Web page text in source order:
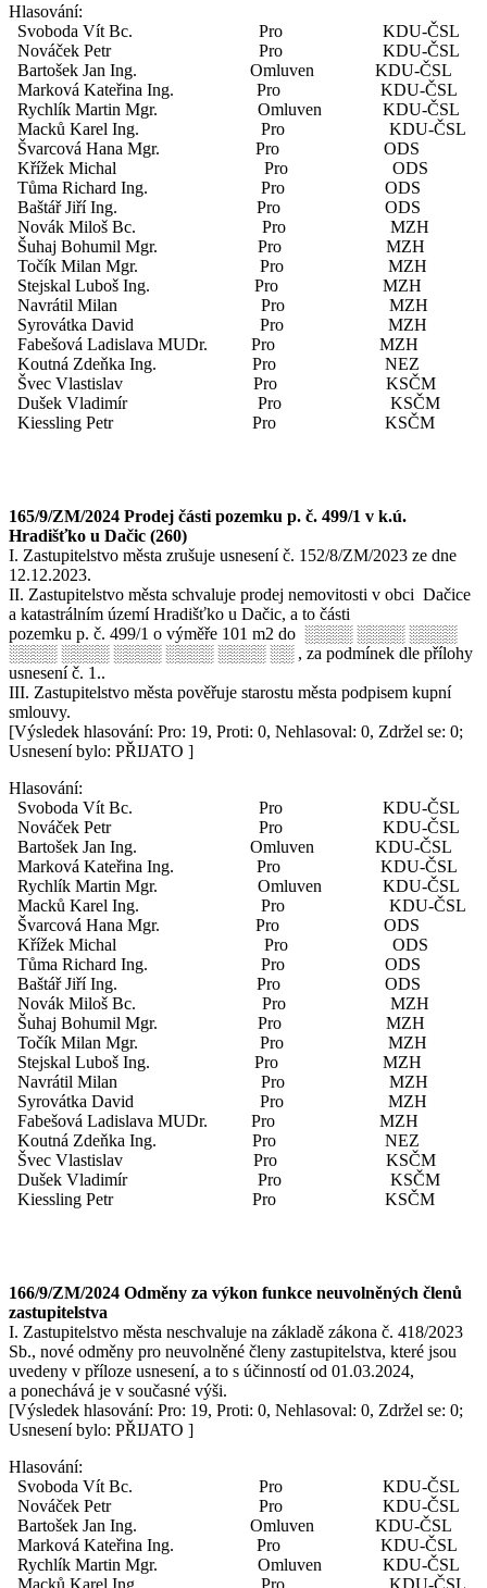
Hlasování:
Svoboda Vít Bc. Pro KDU-ČSL
Nováček Petr Pro KDU-ČSL
Bartošek Jan Ing. Omluven KDU-ČSL
Marková Kateřina Ing. Pro KDU-ČSL
Rychlík Martin Mgr. Omluven KDU-ČSL
Macků Karel Ing. Pro KDU-ČSL
Švarcová Hana Mgr. Pro ODS
Křížek Michal Pro ODS
Tůma Richard Ing. Pro ODS
Baštář Jiří Ing. Pro ODS
Novák Miloš Bc. Pro MZH
Šuhaj Bohumil Mgr. Pro MZH
Točík Milan Mgr. Pro MZH
Stejskal Luboš Ing. Pro MZH
Navrátil Milan Pro MZH
Syrovátka David Pro MZH
Fabešová Ladislava MUDr. Pro MZH
Koutná Zdeňka Ing. Pro NEZ
Švec Vlastislav Pro KSČM
Dušek Vladimír Pro KSČM
Kiessling Petr Pro KSČM
165/9/ZM/2024 Prodej části pozemku p. č. 499/1 v k.ú.
Hradišťko u Dačic (260)
I. Zastupitelstvo města zrušuje usnesení č. 152/8/ZM/2023 ze dne
12.12.2023.
II. Zastupitelstvo města schvaluje prodej nemovitosti v obci Dačice
a katastrálním území Hradišťko u Dačic, a to části
pozemku p. č. 499/1 o výměře 101 m2 do ░░░░ ░░░░ ░░░░
░░░░ ░░░░ ░░░░ ░░░░ ░░░░ ░░ , za podmínek dle přílohy
usnesení č. 1..
III. Zastupitelstvo města pověřuje starostu města podpisem kupní
smlouvy.
[Výsledek hlasování: Pro: 19, Proti: 0, Nehlasoval: 0, Zdržel se: 0;
Usnesení bylo: PŘIJATO ]
Hlasování:
Svoboda Vít Bc. Pro KDU-ČSL
Nováček Petr Pro KDU-ČSL
Bartošek Jan Ing. Omluven KDU-ČSL
Marková Kateřina Ing. Pro KDU-ČSL
Rychlík Martin Mgr. Omluven KDU-ČSL
Macků Karel Ing. Pro KDU-ČSL
Švarcová Hana Mgr. Pro ODS
Křížek Michal Pro ODS
Tůma Richard Ing. Pro ODS
Baštář Jiří Ing. Pro ODS
Novák Miloš Bc. Pro MZH
Šuhaj Bohumil Mgr. Pro MZH
Točík Milan Mgr. Pro MZH
Stejskal Luboš Ing. Pro MZH
Navrátil Milan Pro MZH
Syrovátka David Pro MZH
Fabešová Ladislava MUDr. Pro MZH
Koutná Zdeňka Ing. Pro NEZ
Švec Vlastislav Pro KSČM
Dušek Vladimír Pro KSČM
Kiessling Petr Pro KSČM
166/9/ZM/2024 Odměny za výkon funkce neuvolněných členů
zastupitelstva
I. Zastupitelstvo města neschvaluje na základě zákona č. 418/2023
Sb., nové odměny pro neuvolněné členy zastupitelstva, které jsou
uvedeny v příloze usnesení, a to s účinností od 01.03.2024,
a ponechává je v současné výši.
[Výsledek hlasování: Pro: 19, Proti: 0, Nehlasoval: 0, Zdržel se: 0;
Usnesení bylo: PŘIJATO ]
Hlasování:
Svoboda Vít Bc. Pro KDU-ČSL
Nováček Petr Pro KDU-ČSL
Bartošek Jan Ing. Omluven KDU-ČSL
Marková Kateřina Ing. Pro KDU-ČSL
Rychlík Martin Mgr. Omluven KDU-ČSL
Macků Karel Ing. Pro KDU-ČSL